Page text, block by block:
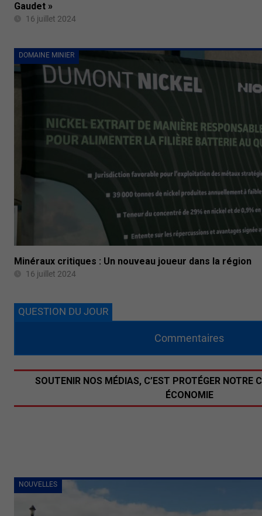
Gaudet »
16 juillet 2024
DOMAINE MINIER
Minéraux critiques : Un nouveau joueur dans la région
16 juillet 2024
NOUVELLES
QUESTION DU JOUR
Commentaires
SOUTENIR NOS MÉDIAS, C’EST PROTÉGER NOTRE
ÉCONOMIE